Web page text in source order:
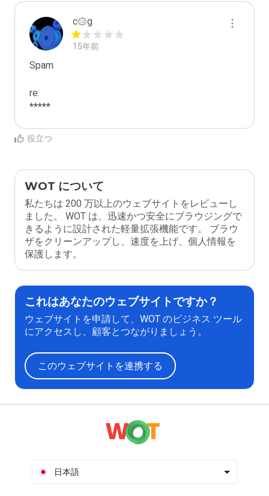
c۞g
15年前
Spam
re:
*****
役立つ
WOT について
私たちは 200 万以上のウェブサイトをレビューし
ました。 WOT は、迅速かつ安全にブラウジングで
きるように設計された軽量拡張機能です。 ブラウ
ザをクリーンアップし、速度を上げ、個人情報を
保護します。
これはあなたのウェブサイトですか？
ウェブサイトを申請して、WOT のビジネス ツール
にアクセスし、顧客とつながりましょう。
このウェブサイトを連携する
日本語